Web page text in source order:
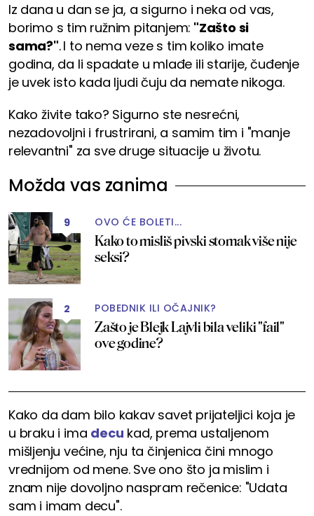
Iz dana u dan se ja, a sigurno i neka od vas,
borimo s tim ružnim pitanjem: "Zašto si
sama?".I to nema veze s tim koliko imate
godina, da li spadate u mlađe ili starije, čuđenje
je uvek isto kada ljudi čuju da nemate nikoga.
Kako živite tako? Sigurno ste nesrećni,
nezadovoljni i frustrirani, a samim tim i "manje
relevantni" za sve druge situacije u životu.
Možda vas zanima
9 OVO ĆE BOLETI...
Kako to misliš pivski stomak više nije
seksi?
2 POBEDNIK ILI OČAJNIK?
Zašto je Blejk Lajvli bila veliki "fail"
ove godine?
Kako da dam bilo kakav savet prijateljici koja je
u braku i ima decu kad, prema ustaljenom
mišljenju većine, nju ta činjenica čini mnogo
vrednijom od mene. Sve ono što ja mislim i
znam nije dovoljno naspram rečenice: "Udata
sam i imam decu".